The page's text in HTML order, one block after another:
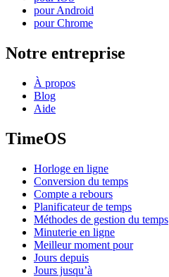
pour Android
pour Chrome
Notre entreprise
À propos
Blog
Aide
TimeOS
Horloge en ligne
Conversion du temps
Compte a rebours
Planificateur de temps
Méthodes de gestion du temps
Minuterie en ligne
Meilleur moment pour
Jours depuis
Jours jusqu’à